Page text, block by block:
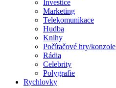
Investice
Marketing
Telekomunikace
Hudba
Knihy
Počítačové hry/konzole
Rádia
Celebrity
Polygrafie
Rychlovky